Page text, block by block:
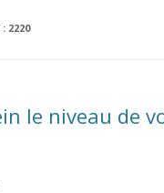
: 2220
le niveau de